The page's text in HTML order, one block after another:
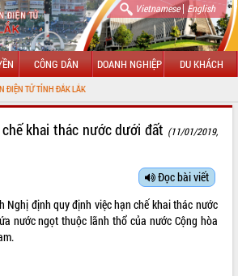
Vietnamese| English
CÔNG DÂN DOANH NGHIỆP DU KHÁCH
ĐẮK LẮK
khai thác nước dưới đất (11/01/2019,
Đọc bài viết
Nghị định quy định việc hạn chế khai thác nước
nước ngọt thuộc lãnh thổ của nước Cộng hòa